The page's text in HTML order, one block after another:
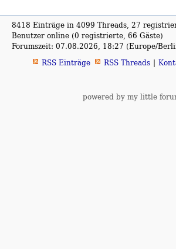
8418 Einträge in 4099 Threads, 27
Benutzer online (0 registrierte, 66 Gäste)
Forumszeit: 07.08.2026, 18:27 (Europe/
RSS Einträge
RSS Threads
powered by my little